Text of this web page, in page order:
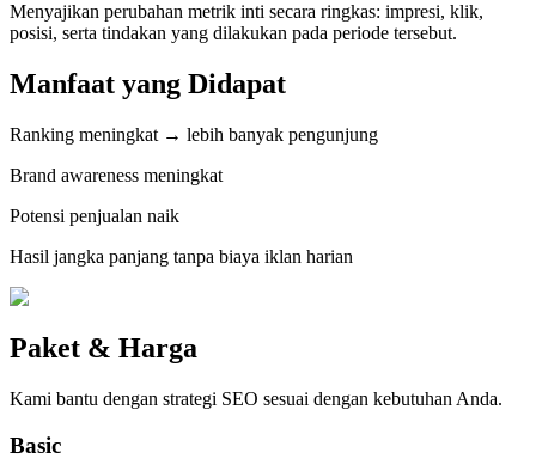
Menyajikan perubahan metrik inti secara ringkas: impresi, klik,
posisi, serta tindakan yang dilakukan pada periode tersebut.
Manfaat yang Didapat
Ranking meningkat → lebih banyak pengunjung
Brand awareness meningkat
Potensi penjualan naik
Hasil jangka panjang tanpa biaya iklan harian
Paket & Harga
Kami bantu dengan strategi SEO sesuai dengan kebutuhan Anda.
Basic